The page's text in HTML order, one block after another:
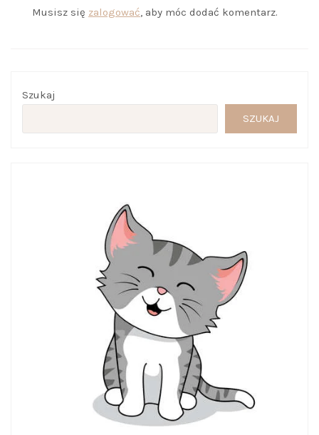
Musisz się zalogować , aby móc dodać komentarz.
Szukaj
SZUKAJ